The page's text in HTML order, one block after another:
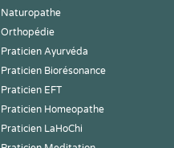
Naturopathe
Orthopédie
Praticien Ayurvéda
Praticien Biorésonance
Praticien EFT
Praticien Homeopathe
Praticien LaHoChi